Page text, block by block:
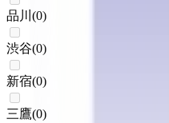
品川 (0)
渋谷(0)
新宿(0)
三鷹(0)